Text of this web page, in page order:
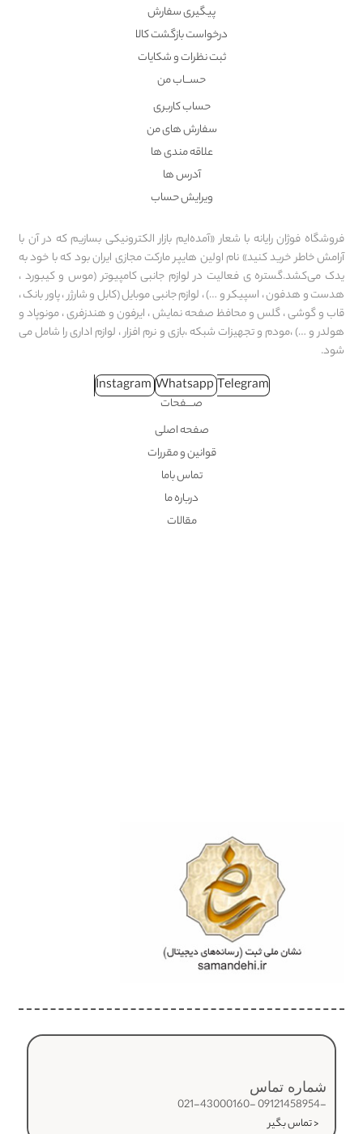
پیگیری سفارش
درخواست بازگشت کالا
ثبت نظرات و شکایات
حســـاب من
حساب کاربری
سفارش های من
علاقه مندی ها
آدرس ها
ویرایش حساب
فروشگاه فوژان رایانه با شعار «آمده‌ایم بازار الکترونیکی بسازیم که در آن با
آرامش خاطر خرید کنید» نام اولین هایپر مارکت مجازی ایران بود که با خود به
یدک می‌کشد.گستره ی فعالیت در لوازم جانبی کامپیوتر (موس و کیبورد ،
هدست و هدفون ، اسپیکر و …) ، لوازم جانبی موبایل (کابل و شارژر ، پاور بانک ،
قاب و گوشی ، گلس و محافظ صفحه نمایش ، ایرفون و هندزفری ، مونوپاد و
هولدر و …) ،مودم و تجهیزات شبکه ،بازی و نرم افزار ، لوازم اداری را شامل می
شود.
Instagram WhatsappTelegram
صــــفحات
صفحه اصلی
قوانین و مقررات
تماس باما
درباره ما
مقالات
شماره تماس
-09121458954 -021-43000160
< تماس بگیر